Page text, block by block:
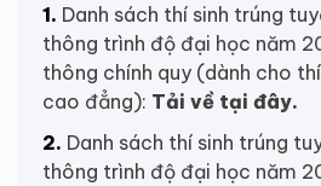
1. Danh sách thí sinh trúng
thông trình độ đại học năm
thông chính quy (dành cho
cao đẳng): Tải về tại đây.
2. Danh sách thí sinh trúng
thông trình độ đại học năm